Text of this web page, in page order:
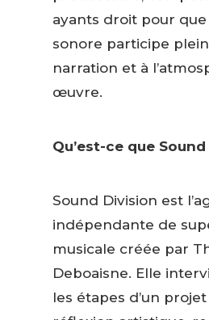
ayants droit pour
sonore participe
narration et à
œuvre.
Qu’est-ce que
Sound Division est
indépendante de
musicale créée par
Deboaisne. Elle
les étapes d’un